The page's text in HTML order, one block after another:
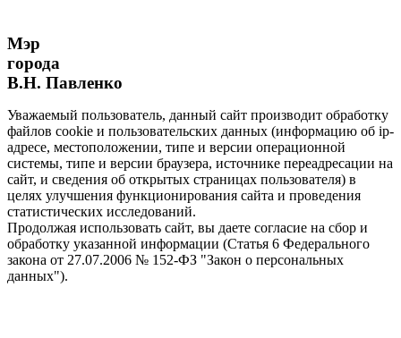
Мэр
города
В.Н. Павленко
Уважаемый пользователь, данный сайт производит обработку
файлов cookie и пользовательских данных (информацию об ip-
адресе, местоположении, типе и версии операционной
системы, типе и версии браузера, источнике переадресации на
сайт, и сведения об открытых страницах пользователя) в
целях улучшения функционирования сайта и проведения
статистических исследований.
Продолжая использовать сайт, вы даете согласие на сбор и
обработку указанной информации (Статья 6 Федерального
закона от 27.07.2006 № 152-ФЗ "Закон о персональных
данных").